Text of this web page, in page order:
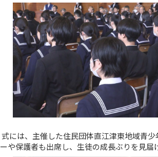
式には、主催した住民団体直江津東地域青
ーや保護者も出席し、生徒の成長ぶりを見届